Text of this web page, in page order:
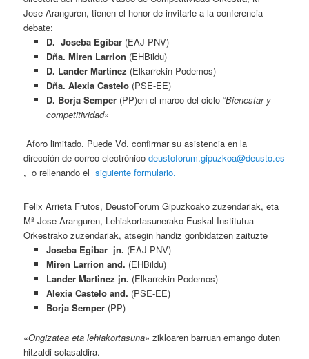
Jose Aranguren, tienen el honor de invitarle a la conferencia-
debate:
D. Joseba Egibar(EAJ-PNV)
Dña. Miren Larrion (EHBildu)
D. Lander Martínez (Elkarrekin Podemos)
Dña. Alexia Castelo(PSE-EE)
D. Borja Semper(PP)en el marco del ciclo “Bienestar y
competitividad»
Aforo limitado. Puede Vd. confirmar su asistencia en la
dirección de correo electrónicodeustoforum.gipuzkoa@deusto.es
, o rellenando elsiguiente formulario.
Felix Arrieta Frutos, DeustoForum Gipuzkoako zuzendariak, eta
Mª Jose Aranguren, Lehiakortasunerako Euskal Institutua-
Orkestrako zuzendariak, atsegin handiz gonbidatzen zaituzte
Joseba Egibar jn. (EAJ-PNV)
Miren Larrion and. (EHBildu)
Lander Martinez jn. (Elkarrekin Podemos)
Alexia Castelo and. (PSE-EE)
Borja Semper (PP)
«Ongizatea eta lehiakortasuna»zikloaren barruan emango duten
hitzaldi-solasaldira.